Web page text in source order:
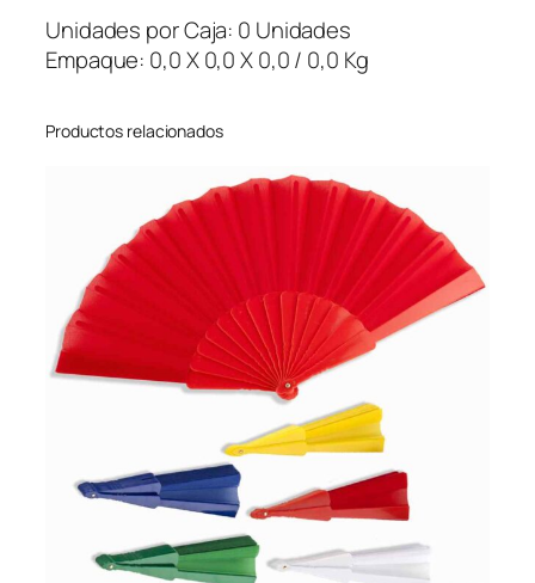
a
c
o
t
Unidades por Caja: 0 Unidades
Empaque: 0,0 X 0,0 X 0,0 / 0,0 Kg
Productos relacionados